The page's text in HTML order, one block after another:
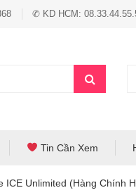
✆ KD HCM:
Tin Cần Xem
ICE Unlimited (Hàng Chính